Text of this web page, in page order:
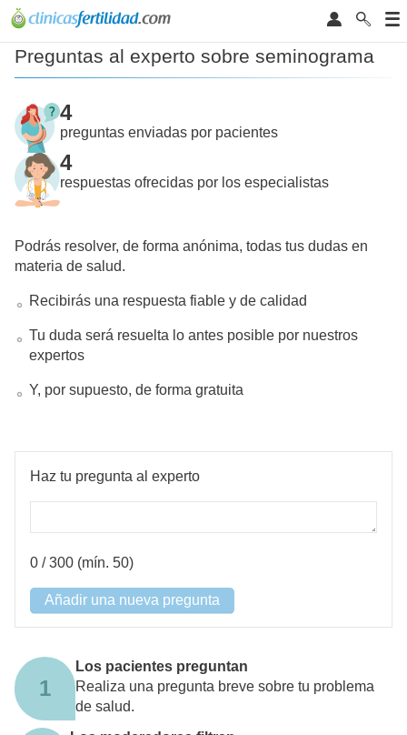
Preguntas al experto sobre seminograma
4
preguntas enviadas por pacientes
4
respuestas ofrecidas por los especialistas
Podrás resolver, de forma anónima, todas tus dudas en
materia de salud.
Recibirás una respuesta fiable y de calidad
Tu duda será resuelta lo antes posible por nuestros
expertos
Y, por supuesto, de forma gratuita
Haz tu pregunta al experto
0 / 300 (mín. 50)
Añadir una nueva pregunta
1
Los pacientes preguntan
Realiza una pregunta breve sobre tu problema
de salud.